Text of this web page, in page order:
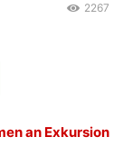
2267
an Exkursion